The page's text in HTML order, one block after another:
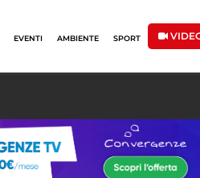
EVENTI AMBIENTE SPORT